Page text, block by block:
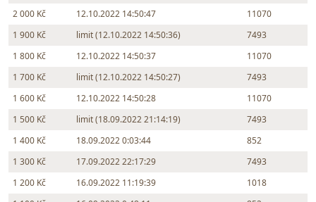
2 000 Kč
12.10.2022 14:50:47
11070
1 900 Kč
limit (12.10.2022 14:50:36)
7493
1 800 Kč
12.10.2022 14:50:37
11070
1 700 Kč
limit (12.10.2022 14:50:27)
7493
1 600 Kč
12.10.2022 14:50:28
11070
1 500 Kč
limit (18.09.2022 21:14:19)
7493
1 400 Kč
18.09.2022 0:03:44
852
1 300 Kč
17.09.2022 22:17:29
7493
1 200 Kč
16.09.2022 11:19:39
1018